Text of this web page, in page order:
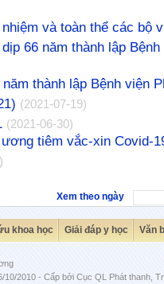
và toàn thể các bộ
66 năm thành lập Bệnh
thành lập Bệnh viện
(2021-07-19)
(2021-06-30)
tiêm vắc-xin Covid-
Xem theo ngày
khoa học Giải đáp y học Văn
2010 - Cấp bởi Cục QL Phát thanh,